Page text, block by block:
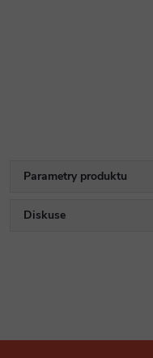
Parametry produktu
Diskuse